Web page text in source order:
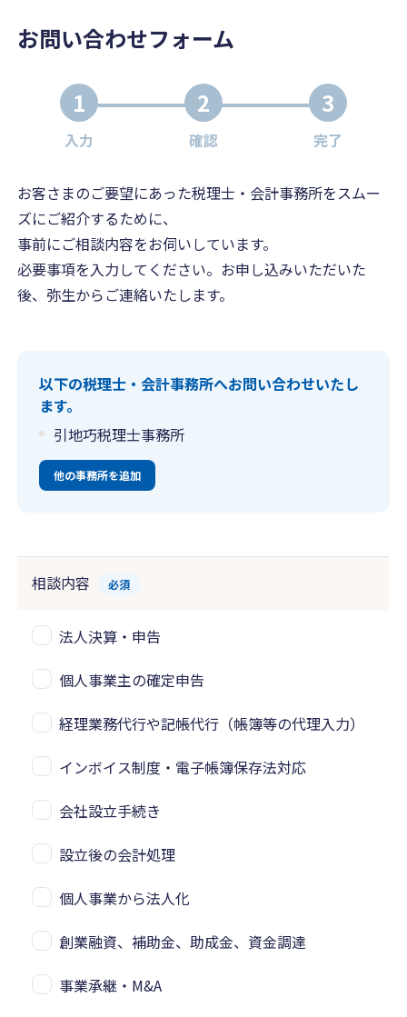
お問い合わせフォーム
1
入力
2
確認
3
完了
お客さまのご要望にあった税理士・会計事務所をスムー
ズにご紹介するために、
事前にご相談内容をお伺いしています。
必要事項を入力してください。お申し込みいただいた
後、弥生からご連絡いたします。
以下の税理士・会計事務所へお問い合わせいたし
ます。
引地巧税理士事務所
他の事務所を追加
相談内容 必須
法人決算・申告
個人事業主の確定申告
経理業務代行や記帳代行（帳簿等の代理入力）
インボイス制度・電子帳簿保存法対応
会社設立手続き
設立後の会計処理
個人事業から法人化
創業融資、補助金、助成金、資金調達
事業承継・M&A